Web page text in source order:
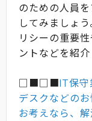
のための人員
してみましょ
リシーの重要
ントなどを紹介
□■□■IT保守
デスクなどの
お考えなら、